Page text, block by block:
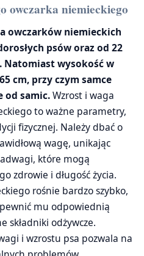
owczarka niemieckiego
owczarków niemieckich
psów oraz od 22
Natomiast wysokość w
cm, przy czym samce
od samic.Wzrost i waga
to ważne parametry,
fizycznej. Należy dbać o
wagę, unikając
które mogą
zdrowie i długość życia.
rośnie bardzo szybko,
mu odpowiednią
składniki odżywcze.
i wzrostu psa pozwala na